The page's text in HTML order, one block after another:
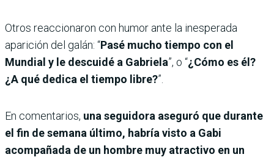
Otros reaccionaron con humor ante la inesperada
aparición del galán: “Pasé mucho tiempo con el
Mundial y le descuidé a Gabriela”, o “¿Cómo es él?
¿A qué dedica el tiempo libre?”.
En comentarios, una seguidora aseguró que durante
el fin de semana último, habría visto a Gabi
acompañada de un hombre muy atractivo en un